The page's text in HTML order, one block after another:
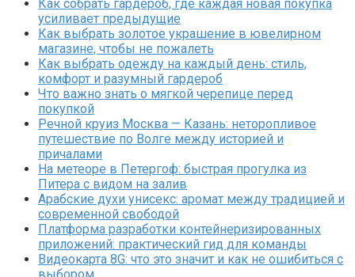
Как собрать гардероб, где каждая новая покупка
усиливает предыдущие
Как выбрать золотое украшение в ювелирном
магазине, чтобы не пожалеть
Как выбрать одежду на каждый день: стиль,
комфорт и разумный гардероб
Что важно знать о мягкой черепице перед
покупкой
Речной круиз Москва — Казань: неторопливое
путешествие по Волге между историей и
причалами
На метеоре в Петергоф: быстрая прогулка из
Питера с видом на залив
Арабские духи унисекс: аромат между традицией и
современной свободой
Платформа разработки контейнеризированных
приложений: практический гид для команды
Видеокарта 8G: что это значит и как не ошибиться с
выбором